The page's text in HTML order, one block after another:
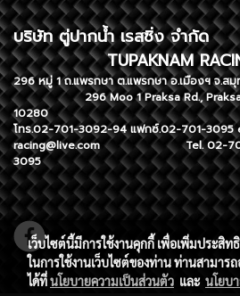
บริษัท ตู่ปากน้ำ เ
TUPAKNAM
296 หมู่ 1 ถ.แพรกษา ต.แพรกษา อ.เมือ
296 Moo 1 Praksa Rd., Praksa
10280
โทร.02-701-3092-94 แฟกซ์.02-701-3095
racing@live.com Tel. 02-701-
3095
เว็บไซต์นี้มีการใช้งานคุกกี้ เพื่อเพิ่มประสิ
ในการใช้งานเว็บไซต์ของท่าน ท่านสามาร
ได้ที่นโยบายความเป็นส่วนตัว และ นโยบ